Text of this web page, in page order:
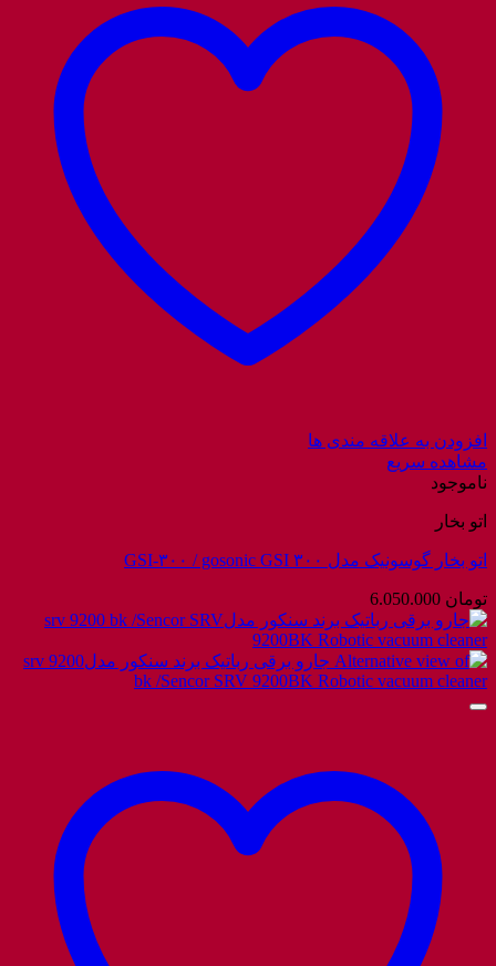
افزودن به علاقه مندی ها
مشاهده سریع
ناموجود
اتو بخار
اتو بخار گوسونیک مدل GSI-۳۰۰ / gosonic GSI ۳۰۰
تومان